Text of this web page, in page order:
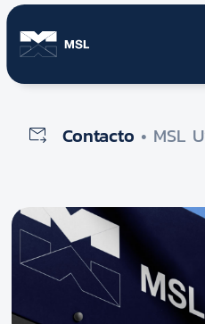
Contacto • MSL